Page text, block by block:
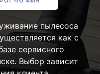
пылесоса
как с
сервисного
Выбор зависит